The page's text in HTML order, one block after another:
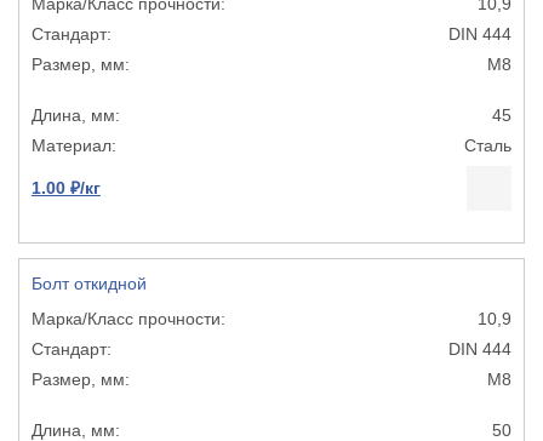
DIN 444
М8
45
Сталь
1.00 ₽/кг
Болт откидной
10,9
DIN 444
М8
50